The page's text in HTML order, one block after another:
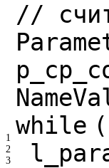
1
2
3
//
while